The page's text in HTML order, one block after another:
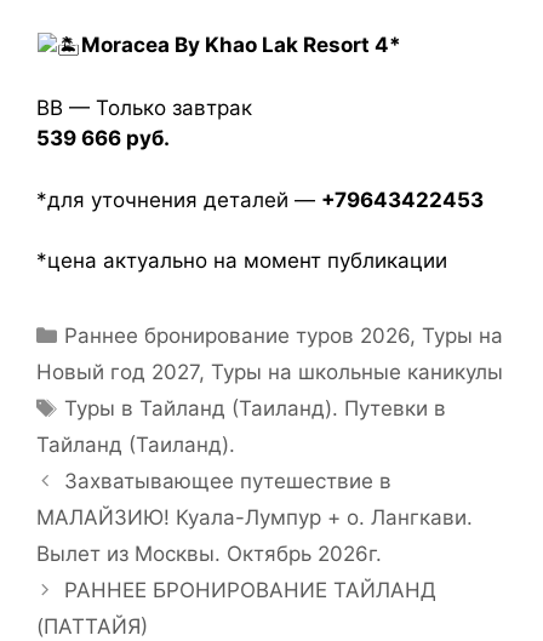
Moracea By Khao Lak Resort 4*
BB — Только завтрак
539 666 руб.
*для уточнения деталей — +79643422453
*цена актуально на момент публикации
Раннее бронирование туров 2026,Туры на
Новый год 2027, Туры на школьные каникулы
Туры в Тайланд (Таиланд). Путевки в
Тайланд (Таиланд).
Захватывающее путешествие в
МАЛАЙЗИЮ! Куала-Лумпур + о. Лангкави.
Вылет из Москвы. Октябрь 2026г.
РАННЕЕ БРОНИРОВАНИЕ ТАЙЛАНД
(ПАТТАЙЯ)